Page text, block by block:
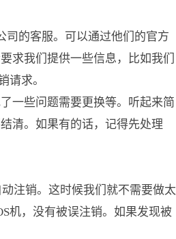
司的客服。可以通过他们的官方
求我们提供一些信息，比如我们
请求。
一些问题需要更换等。听起来简
清。如果有的话，记得先处理
注销。这时候我们就不需要做太
机，没有被误注销。如果发现被